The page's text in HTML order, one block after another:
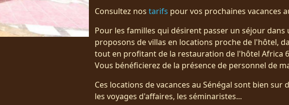
Consultez nos tarifs pour vos prochaines vacances
Pour les familles qui désirent passer un séjour
proposons de villas en locations proche de l'hôtel,
tout en profitant de la restauration de l'hôtel Africa
Vous bénéficierez de la présence de personnel de
Ces locations de vacances au Sénégal sont bien
les voyages d'affaires, les séminaristes...